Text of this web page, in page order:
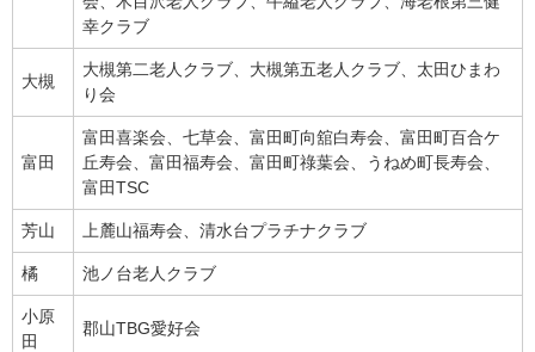
幸クラブ
大槻
大槻第二老人クラブ、大槻第五老人クラブ、太田ひまわ
り会
富田
富田喜楽会、七草会、富田町向舘白寿会、富田町百合ケ
丘寿会、富田福寿会、富田町祿葉会、うねめ町長寿会、
富田TSC
芳山 上麓山福寿会、清水台プラチナクラブ
橘 池ノ台老人クラブ
小原
田
郡山TBG愛好会